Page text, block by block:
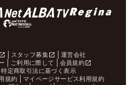
スタッフ募集
運営会社
ご利用に際して
会員規約
特定商取引法に基づく表示
規約
マイページサービス利用規約